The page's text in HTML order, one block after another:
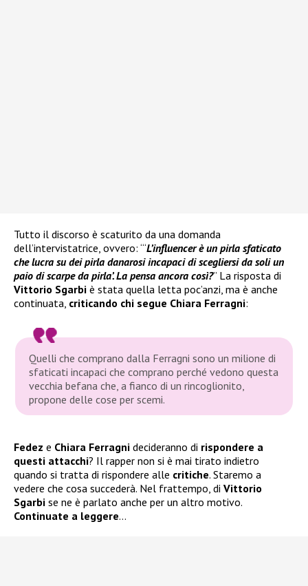
Tutto il discorso è scaturito da una domanda
dell’intervistatrice, ovvero: “‘L’influencer è un pirla sfaticato
che lucra su dei pirla danarosi incapaci di scegliersi da soli un
paio di scarpe da pirla’. La pensa ancora così?” La risposta di
Vittorio Sgarbi è stata quella letta poc’anzi, ma è anche
continuata, criticando chi segue Chiara Ferragni:
Quelli che comprano dalla Ferragni sono un milione di
sfaticati incapaci che comprano perché vedono questa
vecchia befana che, a fianco di un rincoglionito,
propone delle cose per scemi.
Fedez e Chiara Ferragni decideranno di rispondere a
questi attacchi? Il rapper non si è mai tirato indietro
quando si tratta di rispondere alle critiche. Staremo a
vedere che cosa succederà. Nel frattempo, di Vittorio
Sgarbi se ne è parlato anche per un altro motivo.
Continuate a leggere…